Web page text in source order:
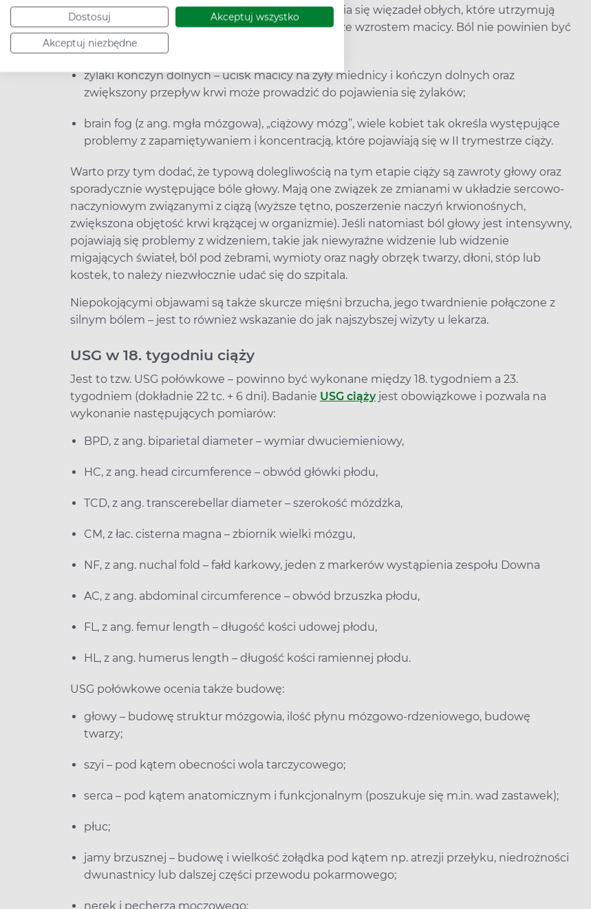
Dostosuj Akceptuj wszystko
Akceptuj niezbędne
ból w dolnej części pleców – wynika z rozciągania się więzadeł obłych, które utrzymują
macicę w miejscu. Więzadła rozrastają się wraz ze wzrostem macicy. Ból nie powinien być
jednak intensywny;
żylaki kończyn dolnych – ucisk macicy na żyły miednicy i kończyn dolnych oraz
zwiększony przepływ krwi może prowadzić do pojawienia się żylaków;
brain fog (z ang. mgła mózgowa), „ciążowy mózg”, wiele kobiet tak określa występujące
problemy z zapamiętywaniem i koncentracją, które pojawiają się w II trymestrze ciąży.
Warto przy tym dodać, że typową dolegliwością na tym etapie ciąży są zawroty głowy oraz
sporadycznie występujące bóle głowy. Mają one związek ze zmianami w układzie sercowo-
naczyniowym związanymi z ciążą (wyższe tętno, poszerzenie naczyń krwionośnych,
zwiększona objętość krwi krążącej w organizmie). Jeśli natomiast ból głowy jest intensywny,
pojawiają się problemy z widzeniem, takie jak niewyraźne widzenie lub widzenie
migających świateł, ból pod żebrami, wymioty oraz nagły obrzęk twarzy, dłoni, stóp lub
kostek, to należy niezwłocznie udać się do szpitala.
Niepokojącymi objawami są także skurcze mięśni brzucha, jego twardnienie połączone z
silnym bólem – jest to również wskazanie do jak najszybszej wizyty u lekarza.
USG w 18. tygodniu ciąży
Jest to tzw. USG połówkowe – powinno być wykonane między 18. tygodniem a 23.
tygodniem (dokładnie 22 tc. + 6 dni). Badanie USG ciążyjest obowiązkowe i pozwala na
wykonanie następujących pomiarów:
BPD, z ang. biparietal diameter – wymiar dwuciemieniowy,
HC, z ang. head circumference – obwód główki płodu,
TCD, z ang. transcerebellar diameter – szerokość móżdżka,
CM, z łac. cisterna magna – zbiornik wielki mózgu,
NF, z ang. nuchal fold – fałd karkowy, jeden z markerów wystąpienia zespołu Downa
AC, z ang. abdominal circumference – obwód brzuszka płodu,
FL, z ang. femur length – długość kości udowej płodu,
HL, z ang. humerus length – długość kości ramiennej płodu.
USG połówkowe ocenia także budowę:
głowy – budowę struktur mózgowia, ilość płynu mózgowo-rdzeniowego, budowę
twarzy;
szyi – pod kątem obecności wola tarczycowego;
serca – pod kątem anatomicznym i funkcjonalnym (poszukuje się m.in. wad zastawek);
płuc;
jamy brzusznej – budowę i wielkość żołądka pod kątem np. atrezji przełyku, niedrożności
dwunastnicy lub dalszej części przewodu pokarmowego;
nerek i pęcherza moczowego;